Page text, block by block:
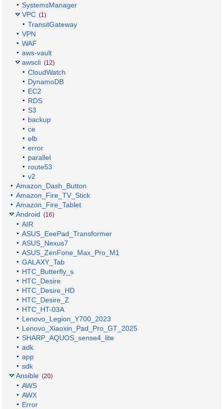
SystemsManager
VPC (1)
TransitGateway
VPN
WAF
aws-vault
awscli (12)
CloudWatch
DynamoDB
EC2
RDS
S3
backup
ce
elb
error
parallel
route53
v2
Amazon_Dash_Button
Amazon_Fire_TV_Stick
Amazon_Fire_Tablet
Android (16)
AIR
ASUS_EeePad_Transformer
ASUS_Nexus7
ASUS_ZenFone_Max_Pro_M1
GALAXY_Tab
HTC_Butterfly_s
HTC_Desire
HTC_Desire_HD
HTC_Desire_Z
HTC_HT-03A
Lenovo_Legion_Y700_2023
Lenovo_Xiaoxin_Pad_Pro_GT_2025
SHARP_AQUOS_sense4_lite
adk
app
sdk
Ansible (20)
AWS
AWX
Error